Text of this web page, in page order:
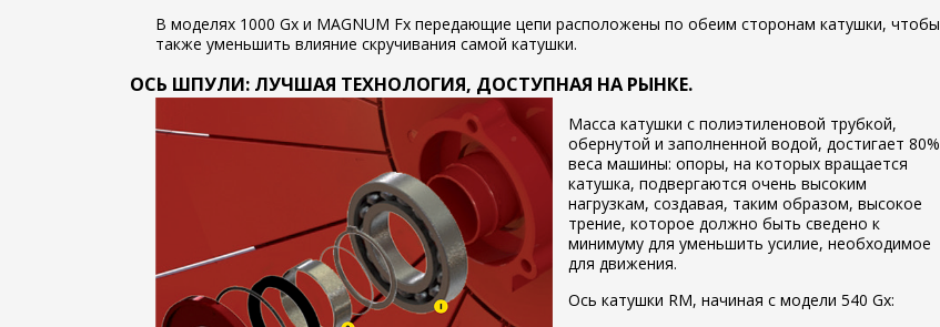
В моделях 1000 Gx и MAGNUM Fx передающие цепи расположены по обеим сторонам катушки, чтобы
также уменьшить влияние скручивания самой катушки.
ОСЬ ШПУЛИ: ЛУЧШАЯ ТЕХНОЛОГИЯ, ДОСТУПНАЯ НА РЫНКЕ.
Масса катушки с полиэтиленовой трубкой,
обернутой и заполненной водой, достигает 80%
веса машины: опоры, на которых вращается
катушка, подвергаются очень высоким
нагрузкам, создавая, таким образом, высокое
трение, которое должно быть сведено к
минимуму для уменьшить усилие, необходимое
для движения.
Ось катушки RM, начиная с модели 540 Gx: